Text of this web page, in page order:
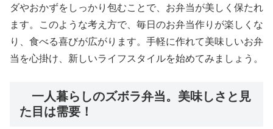
ダやおかずをしっかり包むことで、お弁当が美しく保たれ
ます。このような考え方で、毎日のお弁当作りが楽しくな
り、食べる喜びが広がります。手軽に作れて美味しいお弁
当を心掛け、新しいライフスタイルを始めてみましょう。
一人暮らしのズボラ弁当。美味しさと見
た目は需要！